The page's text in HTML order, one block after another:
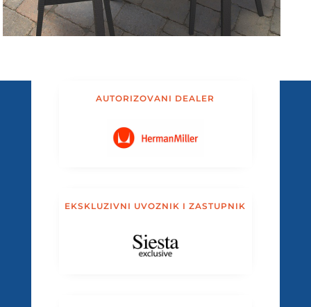
AUTORIZOVANI DEALER
EKSKLUZIVNI UVOZNIK I ZASTUPNIK